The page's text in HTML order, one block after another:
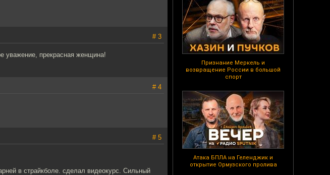
Признание Меркель и
возвращение России в большой
спорт
Атака БПЛА на Геленджик и
открытие Ормузского пролива
# 3
уважение, прекрасная женщина!
# 4
# 5
в страйкболе. сделал видеокурс. Сильный